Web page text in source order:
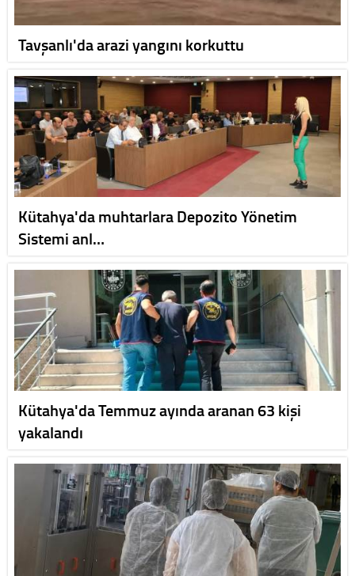
Tavşanlı'da arazi yangını korkuttu
Kütahya'da muhtarlara Depozito Yönetim
Sistemi anl…
Kütahya'da Temmuz ayında aranan 63 kişi
yakalandı